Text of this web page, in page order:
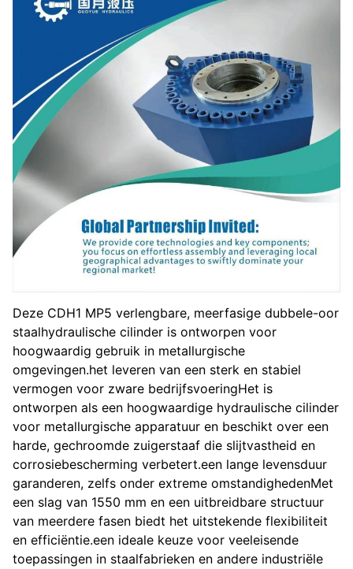
Deze CDH1 MP5 verlengbare, meerfasige dubbele-oor
staalhydraulische cilinder is ontworpen voor
hoogwaardig gebruik in metallurgische
omgevingen.het leveren van een sterk en stabiel
vermogen voor zware bedrijfsvoeringHet is
ontworpen als een hoogwaardige hydraulische cilinder
voor metallurgische apparatuur en beschikt over een
harde, gechroomde zuigerstaaf die slijtvastheid en
corrosiebescherming verbetert.een lange levensduur
garanderen, zelfs onder extreme omstandighedenMet
een slag van 1550 mm en een uitbreidbare structuur
van meerdere fasen biedt het uitstekende flexibiliteit
en efficiëntie.een ideale keuze voor veeleisende
toepassingen in staalfabrieken en andere industriële